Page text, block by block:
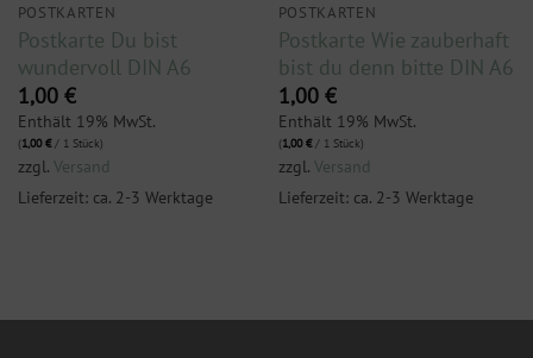
POSTKARTEN
Postkarte Du bist
wundervoll DIN A6
1,00 €
Enthält 19% MwSt.
(1,00€/ 1 Stück)
zzgl. Versand
Lieferzeit: ca. 2-3 Werktage
POSTKARTEN
Postkarte Wie zauberhaft
bist du denn bitte DIN A6
1,00 €
Enthält 19% MwSt.
(1,00€/ 1 Stück)
zzgl. Versand
Lieferzeit: ca. 2-3 Werktage